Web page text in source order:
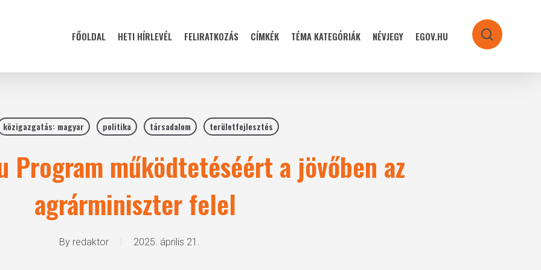
FŐOLDAL HETI HÍRLEVÉL FELIRATKOZÁS CÍMKÉK TÉMA KATEGÓRIÁK NÉVJEGY EGOV.HU search
közigazgatás: magyar politika társadalom területfejlesztés
Program működtetéséért a jövőben az
agrárminiszter felel
By redaktor 2025. április 21.